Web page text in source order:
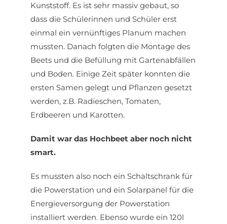
Kunststoff. Es ist sehr massiv gebaut, so
dass die Schülerinnen und Schüler erst
einmal ein vernünftiges Planum machen
mussten. Danach folgten die Montage des
Beets und die Befüllung mit Gartenabfällen
und Boden. Einige Zeit später konnten die
ersten Samen gelegt und Pflanzen gesetzt
werden, z.B. Radieschen, Tomaten,
Erdbeeren und Karotten.
Damit war das Hochbeet aber noch nicht
smart.
Es mussten also noch ein Schaltschrank für
die Powerstation und ein Solarpanel für die
Energieversorgung der Powerstation
installiert werden. Ebenso wurde ein 120l